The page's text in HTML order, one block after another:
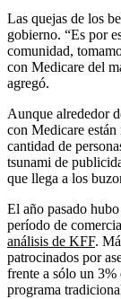
Las quejas de los
gobierno. “Es por
comunidad,
con Medicare del
agregó.
Aunque alrededor
con Medicare
cantidad de
tsunami de
que llega a los
El año pasado
período de
análisis de KFF.
patrocinados por
frente a sólo un
programa